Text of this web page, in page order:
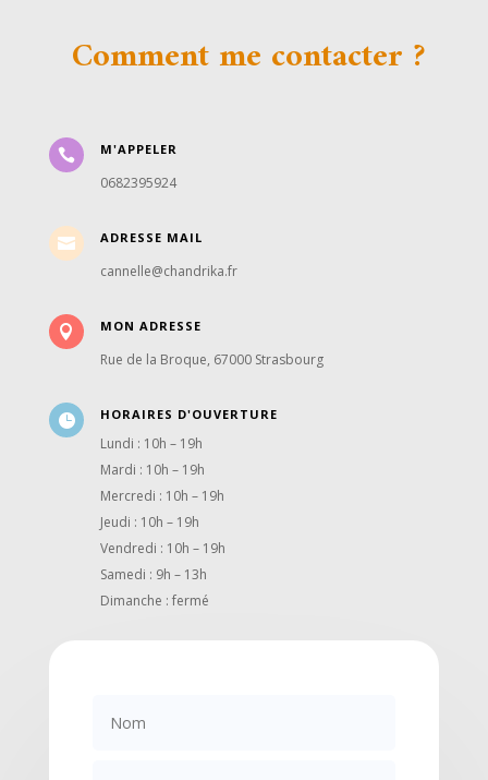
Comment me contacter ?
 M'APPELER
0682395924
 ADRESSE MAIL
cannelle@chandrika.fr
 MON ADRESSE
Rue de la Broque, 67000 Strasbourg
 HORAIRES D'OUVERTURE
Lundi : 10h – 19h
Mardi : 10h – 19h
Mercredi : 10h – 19h
Jeudi : 10h – 19h
Vendredi : 10h – 19h
Samedi : 9h – 13h
Dimanche : fermé